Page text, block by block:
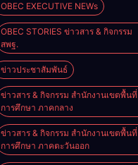
OBEC EXECUTIVE NEWs
OBEC STORIES ข่าวสาร & กิจกรรม
สพฐ.
ข่าวประชาสัมพันธ์
ข่าวสาร & กิจกรรม สำนักงานเขตพื้นที่
การศึกษา ภาคกลาง
ข่าวสาร & กิจกรรม สำนักงานเขตพื้นที่
การศึกษา ภาคตะวันออก